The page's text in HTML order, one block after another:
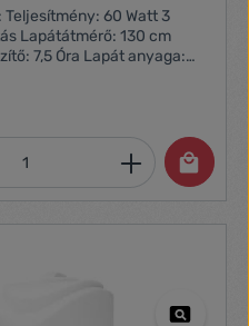
a vagy
Lapátátmérő: 130 cm
7,5 Óra Lapát anyaga:
/ 50 Hz - 60 Hz Doboz
útmutató
Adja